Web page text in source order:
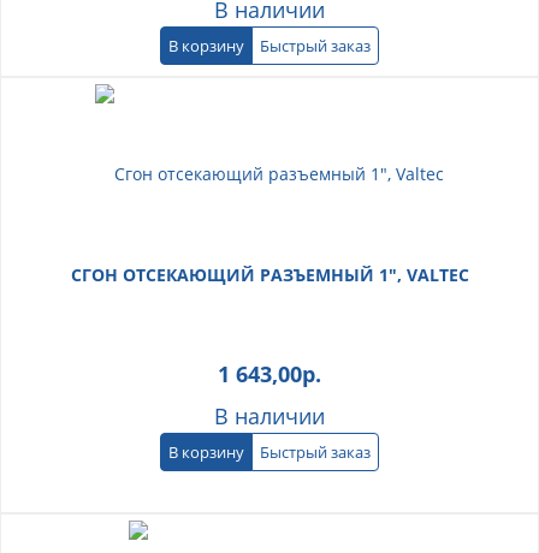
В наличии
В корзину Быстрый заказ
СГОН ОТСЕКАЮЩИЙ РАЗЪЕМНЫЙ 1", VALTEC
1 643,00р.
В наличии
В корзину Быстрый заказ